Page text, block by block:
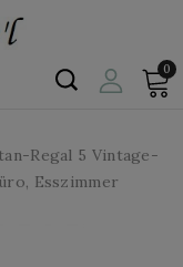
0
Regal 5 Vintage-
Esszimmer